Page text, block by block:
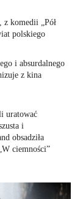
komedii „Pół
polskiego
i absurdalnego
z kina
uratować
i
obsadziła
ciemności”